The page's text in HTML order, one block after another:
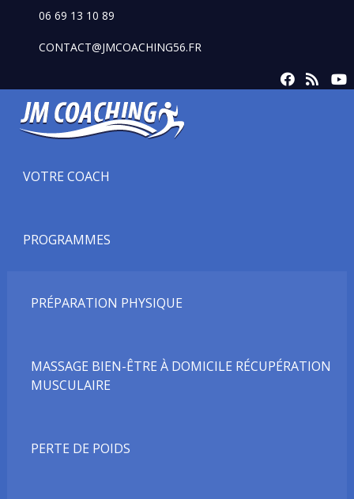
06 69 13 10 89
CONTACT@JMCOACHING56.FR
VOTRE COACH
PROGRAMMES
PRÉPARATION PHYSIQUE
MASSAGE BIEN-ÊTRE À DOMICILE RÉCUPÉRATION
MUSCULAIRE
PERTE DE POIDS